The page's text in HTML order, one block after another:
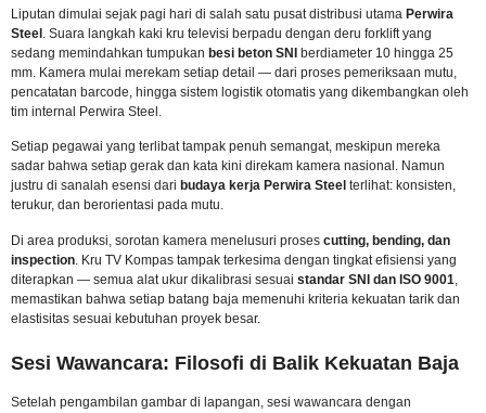
Liputan dimulai sejak pagi hari di salah satu pusat distribusi utama Perwira
Steel . Suara langkah kaki kru televisi berpadu dengan deru forklift yang
sedang memindahkan tumpukan besi beton SNI
berdiameter 10 hingga 25
mm. Kamera mulai merekam setiap detail — dari proses pemeriksaan mutu,
pencatatan barcode, hingga sistem logistik otomatis yang dikembangkan oleh
tim internal Perwira Steel.
Setiap pegawai yang terlibat tampak penuh semangat, meskipun mereka
sadar bahwa setiap gerak dan kata kini direkam kamera nasional. Namun
justru di sanalah esensi dari budaya kerja Perwira Steel terlihat: konsisten,
terukur, dan berorientasi pada mutu.
Di area produksi, sorotan kamera menelusuri proses cutting, bending, dan
inspection. Kru TV Kompas tampak terkesima dengan tingkat efisiensi yang
diterapkan — semua alat ukur dikalibrasi sesuai standar SNI dan ISO 9001,
memastikan bahwa setiap batang baja memenuhi kriteria kekuatan tarik dan
elastisitas sesuai kebutuhan proyek besar.
Sesi Wawancara: Filosofi di Balik Kekuatan Baja
Setelah pengambilan gambar di lapangan, sesi wawancara dengan